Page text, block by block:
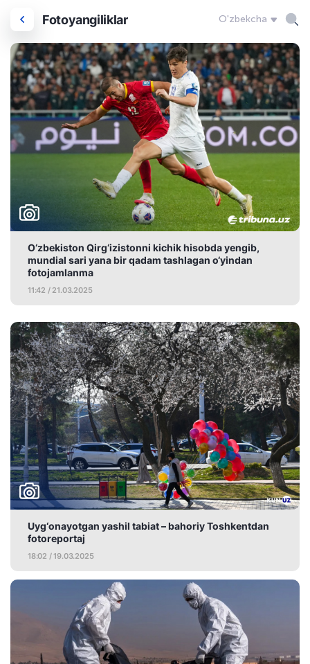
Fotoyangiliklar O'zbekcha
O‘zbekiston Qirg‘izistonni kichik hisobda yengib,
mundial sari yana bir qadam tashlagan o‘yindan
fotojamlanma
11:42 / 21.03.2025
Uyg‘onayotgan yashil tabiat – bahoriy Toshkentdan
fotoreportaj
18:02 / 19.03.2025